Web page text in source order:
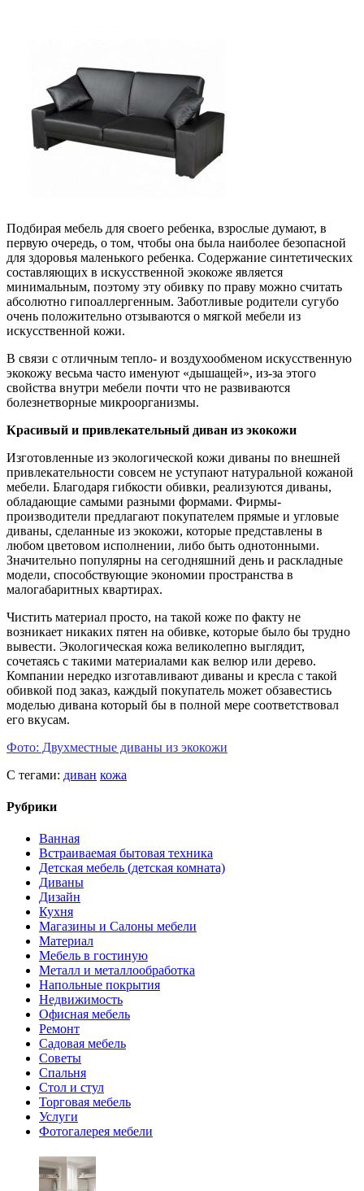
Подбирая мебель для своего ребенка, взрослые думают, в
первую очередь, о том, чтобы она была наиболее безопасной
для здоровья маленького ребенка. Содержание синтетических
составляющих в искусственной экокоже является
минимальным, поэтому эту обивку по праву можно считать
абсолютно гипоаллергенным. Заботливые родители сугубо
очень положительно отзываются о мягкой мебели из
искусственной кожи.
В связи с отличным тепло- и воздухообменом искусственную
экокожу весьма часто именуют «дышащей», из-за этого
свойства внутри мебели почти что не развиваются
болезнетворные микроорганизмы.
Красивый и привлекательный диван из экокожи
Изготовленные из экологической кожи диваны по внешней
привлекательности совсем не уступают натуральной кожаной
мебели. Благодаря гибкости обивки, реализуются диваны,
обладающие самыми разными формами. Фирмы-
производители предлагают покупателем прямые и угловые
диваны, сделанные из экокожи, которые представлены в
любом цветовом исполнении, либо быть однотонными.
Значительно популярны на сегодняшний день и раскладные
модели, способствующие экономии пространства в
малогабаритных квартирах.
Чистить материал просто, на такой коже по факту не
возникает никаких пятен на обивке, которые было бы трудно
вывести. Экологическая кожа великолепно выглядит,
сочетаясь с такими материалами как велюр или дерево.
Компании нередко изготавливают диваны и кресла с такой
обивкой под заказ, каждый покупатель может обзавестись
моделью дивана который бы в полной мере соответствовал
его вкусам.
Фото: Двухместные диваны из экокожи
С тегами: диван кожа
Рубрики
Ванная
Встраиваемая бытовая техника
Детская мебель (детская комната)
Диваны
Дизайн
Кухня
Магазины и Салоны мебели
Материал
Мебель в гостиную
Металл и металлообработка
Напольные покрытия
Недвижимость
Офисная мебель
Ремонт
Садовая мебель
Советы
Спальня
Стол и стул
Торговая мебель
Услуги
Фотогалерея мебели